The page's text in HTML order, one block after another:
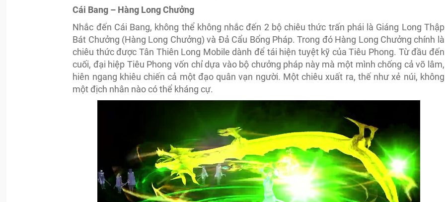
Cái Bang – Hàng Long Chưởng
Nhắc đến Cái Bang, không thể không nhắc đến 2 bộ chiêu thức trấn phái là Giáng Long Thập
Bát Chưởng (Hàng Long Chưởng) và Đả Cẩu Bổng Pháp. Trong đó Hàng Long Chưởng chính là
chiêu thức được Tân Thiên Long Mobile dành để tái hiện tuyệt kỹ của Tiêu Phong. Từ đầu đến
cuối, đại hiệp Tiêu Phong vốn chỉ dựa vào bộ chưởng pháp này mà một mình chống cả võ lâm,
hiên ngang khiêu chiến cả một đạo quân vạn người. Một chiêu xuất ra, thế như xẻ núi, không
một địch nhân nào có thể kháng cự.